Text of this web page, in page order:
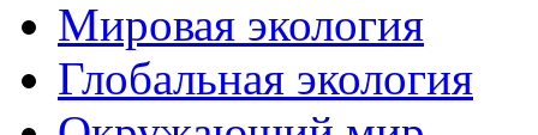
Мировая экология
Глобальная экология